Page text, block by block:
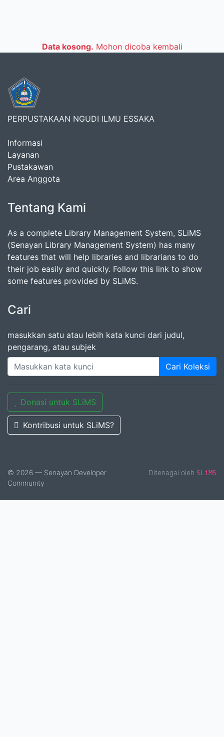
Data kosong. Mohon dicoba kembali
PERPUSTAKAAN NGUDI ILMU ESSAKA
Informasi
Layanan
Pustakawan
Area Anggota
Tentang Kami
As a complete Library Management System, SLiMS
(Senayan Library Management System) has many
features that will help libraries and librarians to do
their job easily and quickly. Follow this link to show
some features provided by SLiMS.
Cari
masukkan satu atau lebih kata kunci dari judul,
pengarang, atau subjek
Cari Koleksi
Donasi untuk SLiMS
Kontribusi untuk SLiMS?
© 2026 — Senayan Developer
Community
Ditenagai oleh SLiMS